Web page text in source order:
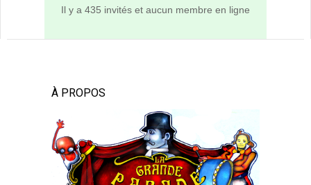
Il y a 435 invités et aucun membre en ligne
À PROPOS